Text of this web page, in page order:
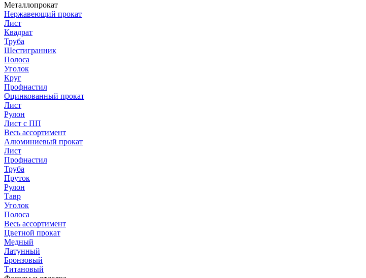
Металлопрокат
Нержавеющий прокат
Лист
Квадрат
Труба
Шестигранник
Полоса
Уголок
Круг
Профнастил
Оцинкованный прокат
Лист
Рулон
Лист с ПП
Весь ассортимент
Алюминиевый прокат
Лист
Профнастил
Труба
Пруток
Рулон
Тавр
Уголок
Полоса
Весь ассортимент
Цветной прокат
Медный
Латунный
Бронзовый
Титановый